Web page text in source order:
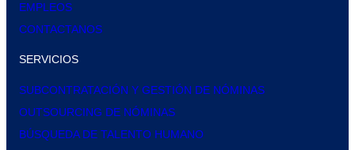
EMPLEOS
CONTACTANOS
SERVICIOS
SUBCONTRATACIÓN Y GESTIÓN DE NÓMINAS
OUTSOURCING DE NÓMINAS
BÚSQUEDA DE TALENTO HUMANO